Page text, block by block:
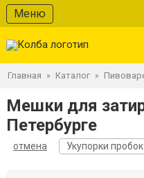
Меню
Главная » Каталог »
Мешки для
Петербурге
отмена Укупорки пробок